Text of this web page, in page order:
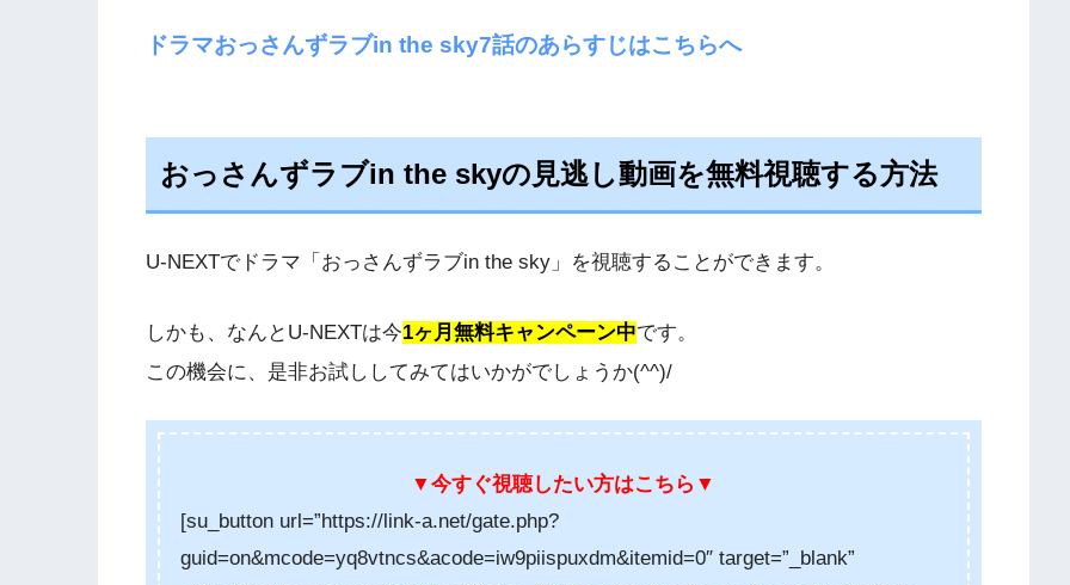
ドラマおっさんずラブin the sky7話のあらすじはこちらへ
おっさんずラブin the skyの見逃し動画を無料視聴する方法
U-NEXTでドラマ「おっさんずラブin the sky」を視聴することができます。
しかも、なんとU-NEXTは今1ヶ月無料キャンペーン中です。
この機会に、是非お試ししてみてはいかがでしょうか(^^)/
▼今すぐ視聴したい方はこちら ▼
[su_button url=”https://link-a.net/gate.php?
guid=on&mcode=yq8vtncs&acode=iw9piispuxdm&itemid=0″ target=”_blank”